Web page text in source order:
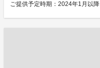
ご提供予定時期：2024年1月以降